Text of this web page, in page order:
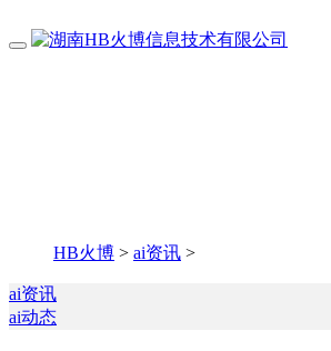
HB火博 > ai资讯 >
ai资讯
ai动态